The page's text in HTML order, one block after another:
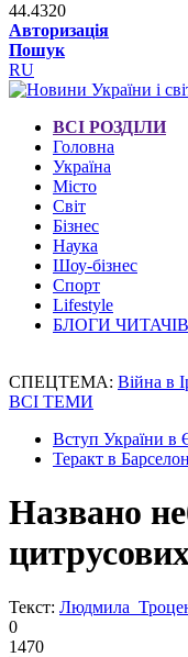
44.4320
Авторизація
Пошук
RU
ВСІ РОЗДІЛИ
Головна
Україна
Місто
Світ
Бізнес
Наука
Шоу-бізнес
Спорт
Lifestyle
БЛОГИ ЧИТАЧІВ
СПЕЦТЕМА: Війна в
ВСІ ТЕМИ
Вступ України в
Теракт в
Названо
Текст: Людмила
0
1470